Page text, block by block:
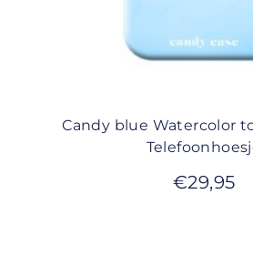
Candy blue Watercolor
€29,95